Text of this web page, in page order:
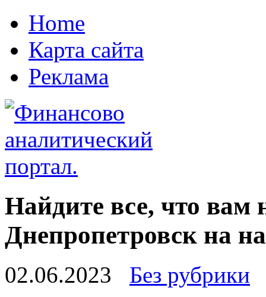
Home
Карта сайта
Реклама
Найдите все, что вам
Днепропетровск на
02.06.2023
Без рубрики